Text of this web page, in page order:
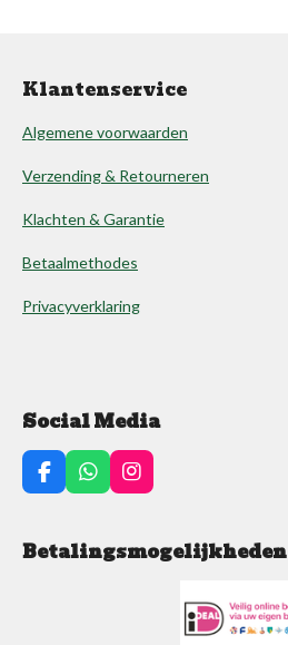
Klantenservice
Algemene voorwaarden
Verzending & Retourneren
Klachten & Garantie
Betaalmethodes
Privacyverklaring
Social Media
F
a
e
b
W
h
t
s
I
n
a
Betalingsmogelijkheden